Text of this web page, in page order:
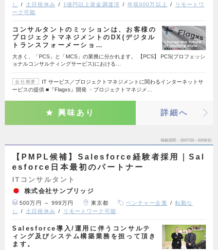
し
土日祝休み 1億円以上資金調達済 年収600万以上
リモートワ
ーク可能
コンサルタントのミッションは、お客様の
プロジェクトマネジメントのDX(デジタル
トランスフォーメーショ…
大きく、「PCS」と「MCS」の業務に分かれます。 【PCS】 PCS(プロフェッシ
ョナルコンサルティングサービス)における…
会社概要
IT サービス／プロジェクトマネジメントに関わるインターネットサ
ービスの提供 ■『Flagxs』開発 ・プロジェクトマネジメ…
興味あり 詳細へ
掲載期間 26/07/28～26/08/10
【PMPL候補】Salesforce経験者採用｜Sal
esforce日本最初のパートナー
ITコンサルタント
株式会社サンブリッジ
500万円 ～ 999万円 東京都 ベンチャー企業
転勤な
し
土日祝休み リモートワーク可能
Salesforce導入/運用に伴うコンサルテ
ィング及びシステム構築業務を担って頂き
ます。